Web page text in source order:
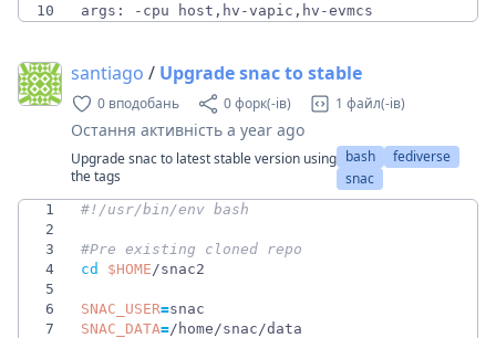
10
args: -cpu host,hv-vapic,hv-evmcs
santiago / Upgrade snac to stable
0 вподобань 0 форк(-ів) 1 файл(-ів)
Остання активність a year ago
Upgrade snac to latest stable version using
the tags
bash
fediverse
snac
1
2
3
#Pre existing cloned repo
4
cd $HOME
5
6
SNAC_USER=
7
SNAC_DATA=